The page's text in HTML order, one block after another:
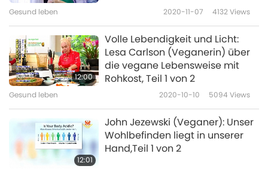
Gesund leben 2020-11-07 4132Views
12:00
Volle Lebendigkeit und Licht:
Lesa Carlson (Veganerin) über
die vegane Lebensweise mit
Rohkost, Teil 1 von 2
Gesund leben 2020-10-10 5094 Views
12:01
John Jezewski (Veganer): Unser
Wohlbefinden liegt in unserer
Hand,Teil 1 von 2